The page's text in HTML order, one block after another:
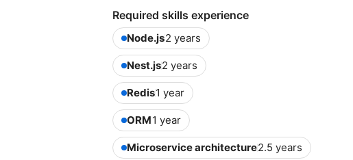
Required skills experience
Node.js2 years
Nest.js2 years
Redis1 year
ORM1 year
Microservice architecture2.5 years